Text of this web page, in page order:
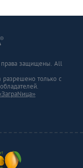
права защищены. All
разрешено только с